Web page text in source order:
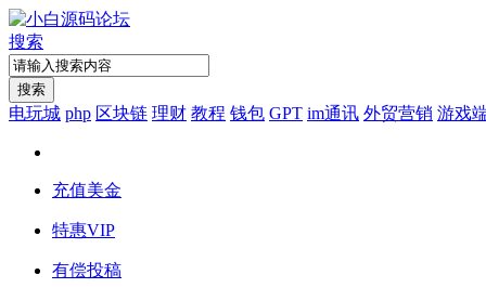
搜索
搜索
电玩城 php 区块链 理财 教程 钱包 GPT im通讯 外贸营销 游戏
充值美金
特惠VIP
有偿投稿